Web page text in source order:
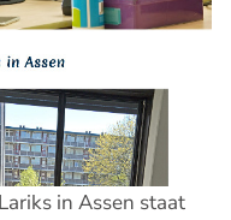
in Assen staat